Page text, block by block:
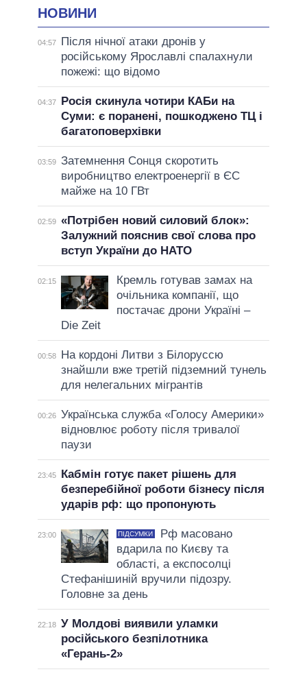
НОВИНИ
04:57
Після нічної атаки дронів у
російському Ярославлі спалахнули
пожежі: що відомо
04:37
Росія скинула чотири КАБи на
Суми: є поранені, пошкоджено ТЦ і
багатоповерхівки
03:59 Затемнення Сонця скоротить
виробництво електроенергії в ЄС
майже на 10 ГВт
02:59 «Потрібен новий силовий блок»:
Залужний пояснив свої слова про
вступ України до НАТО
02:15
Кремль готував замах на
очільника компанії, що
постачає дрони Україні –
Die Zeit
00:58
На кордоні Литви з Білоруссю
знайшли вже третій підземний тунель
для нелегальних мігрантів
00:26 Українська служба «Голосу Америки»
відновлює роботу після тривалої
паузи
23:45
Кабмін готує пакет рішень для
безперебійної роботи бізнесу після
ударів рф: що пропонують
23:00 ПІДСУМКИ
Рф масовано
вдарила по Києву та
області, а експосолці
Стефанішиній вручили підозру.
Головне за день
22:18 У Молдові виявили уламки
російського безпілотника
«Герань-2»